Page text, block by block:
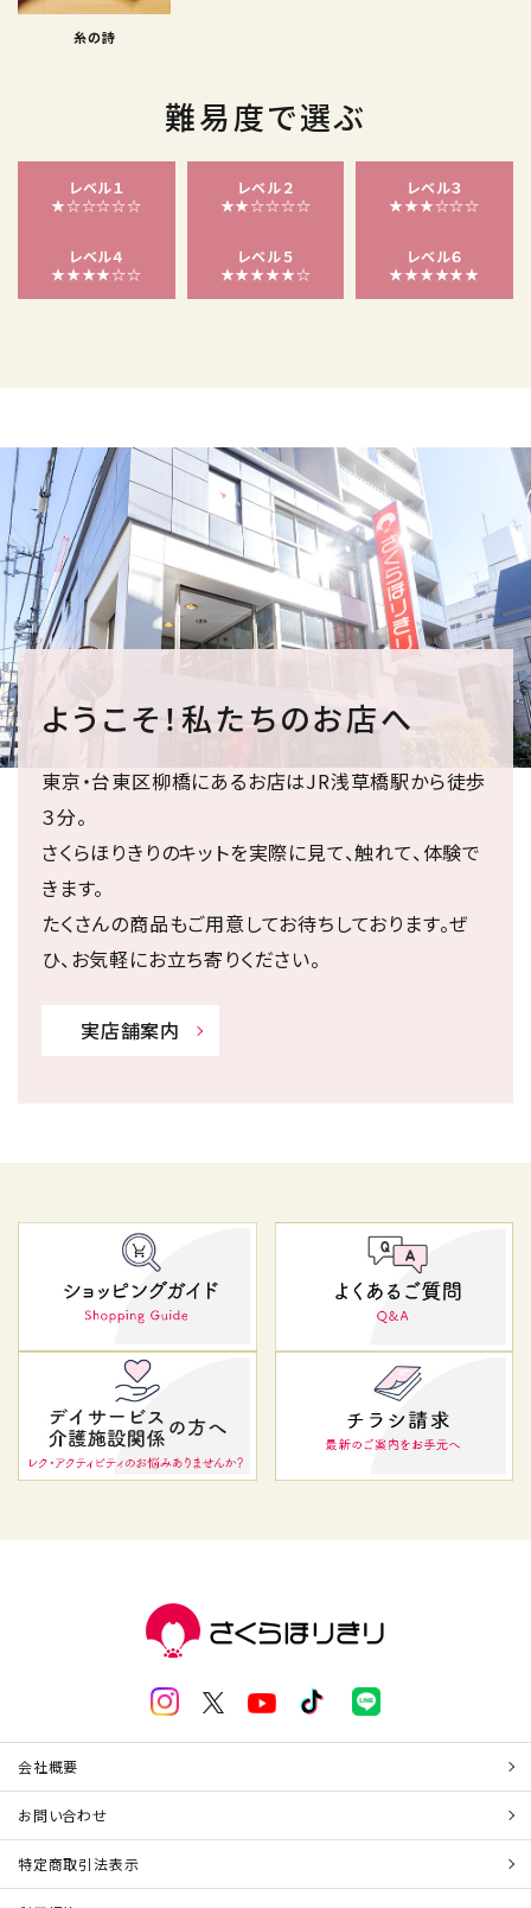
糸の詩
難易度で選ぶ
レベル１
★☆☆☆☆☆
レベル２
★★☆☆☆☆
レベル３
★★★☆☆☆
レベル４
★★★★☆☆
レベル５
★★★★★☆
レベル６
★★★★★★
ようこそ！私たちのお店へ
東京・台東区柳橋にあるお店はJR浅草橋駅から徒歩
３分。
さくらほりきりのキットを実際に見て、触れて、体験で
きます。
たくさんの商品もご用意してお待ちしております。ぜ
ひ、お気軽にお立ち寄りください。
実店舗案内
会社概要
お問い合わせ
特定商取引法表示